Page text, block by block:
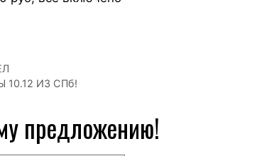
ИЗ СПб!
предложению!